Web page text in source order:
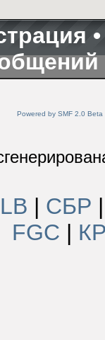
Powered by SMF 2.0 Beta
LB | СБР
FGC |